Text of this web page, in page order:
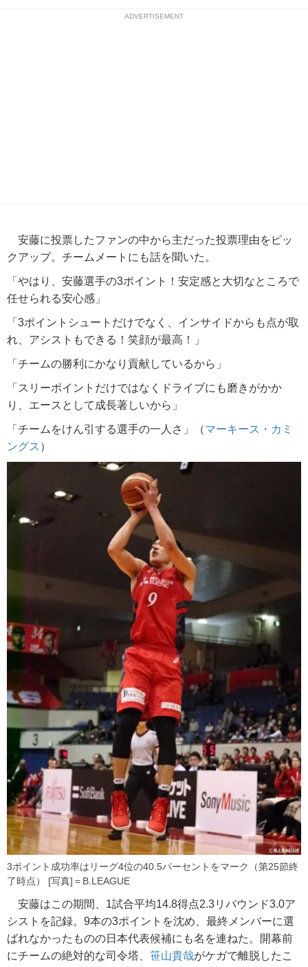
ADVERTISEMENT
安藤に投票したファンの中から主だった投票理由をピッ
クアップ。チームメートにも話を聞いた。
「やはり、安藤選手の3ポイント！安定感と大切なところで
任せられる安心感」
「3ポイントシュートだけでなく、インサイドからも点が取
れ、アシストもできる！笑顔が最高！」
「チームの勝利にかなり貢献しているから」
「スリーポイントだけではなくドライブにも磨きがかか
り、エースとして成長著しいから」
「チームをけん引する選手の一人さ」（マーキース・カミ
ングス ）
3ポイント成功率はリーグ4位の40.5パーセントをマーク（第25節終
了時点） [写真]＝B.LEAGUE
安藤はこの期間、1試合平均14.8得点2.3リバウンド3.0ア
シストを記録。9本の3ポイントを沈め、最終メンバーに選
ばれなかったものの日本代表候補にも名を連ねた。開幕前
にチームの絶対的な司令塔、 笹山貴哉がケガで離脱したこ